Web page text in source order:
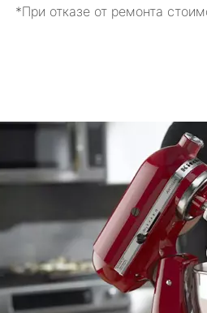
*При отказе от ремонта